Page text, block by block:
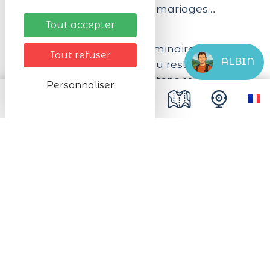
anniversaires, baptêmes, mariages…
Parking privé, salle de séminaire, menus
de groupe, privatisation du restaurant,
services dédiés, nous mettons toutes les
ressources en oeuvre afin de vous
ALBIN
Tout accepter
Tout refuser
Personnaliser